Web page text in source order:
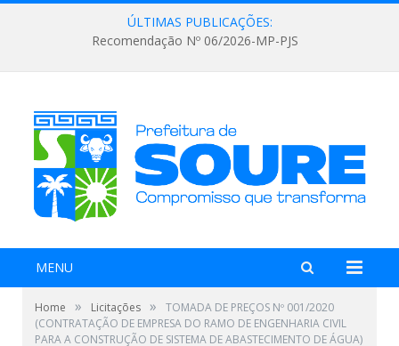
ÚLTIMAS PUBLICAÇÕES:
Recomendação Nº 06/2026-MP-PJS
MENU
Home » Licitações »
TOMADA DE PREÇOS Nº 001/2020
(CONTRATAÇÃO DE EMPRESA DO RAMO DE ENGENHARIA CIVIL
PARA A CONSTRUÇÃO DE SISTEMA DE ABASTECIMENTO DE ÁGUA)